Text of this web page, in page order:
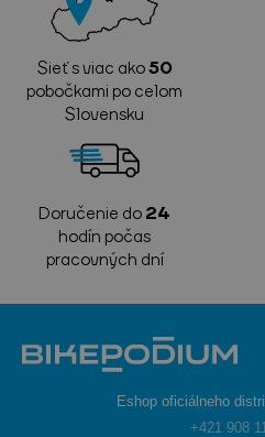
Sieť s viac ako50
pobočkami po celom
Slovensku
Doručenie do24
hodín počas
pracovných dní
Eshop oficiálneho
+421 908